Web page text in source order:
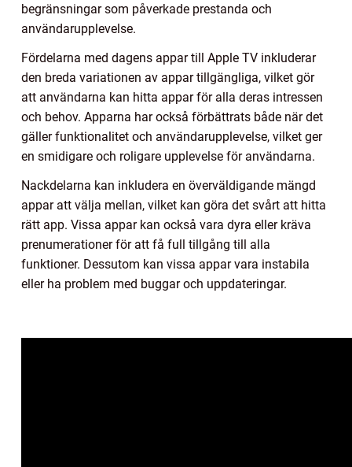
begränsningar som påverkade prestanda och
användarupplevelse.
Fördelarna med dagens appar till Apple TV inkluderar
den breda variationen av appar tillgängliga, vilket gör
att användarna kan hitta appar för alla deras intressen
och behov. Apparna har också förbättrats både när det
gäller funktionalitet och användarupplevelse, vilket ger
en smidigare och roligare upplevelse för användarna.
Nackdelarna kan inkludera en överväldigande mängd
appar att välja mellan, vilket kan göra det svårt att hitta
rätt app. Vissa appar kan också vara dyra eller kräva
prenumerationer för att få full tillgång till alla
funktioner. Dessutom kan vissa appar vara instabila
eller ha problem med buggar och uppdateringar.